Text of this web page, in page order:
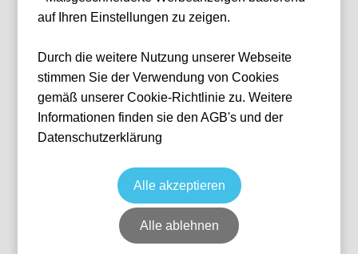
Sitzplatz Kurve
8 verfügbar
Deutschland RheinEnergieSTADION
Ticket(s) + Hotel
223,00
auf Ihren Einstellungen zu zeigen.
Durch die weitere Nutzung unserer Webseite
stimmen Sie der Verwendung von Cookies
gemäß unserer Cookie-Richtlinie zu. Weitere
Informationen finden sie den AGB's und der
Datenschutzerklärung
Alle akzeptieren
Alle ablehnen